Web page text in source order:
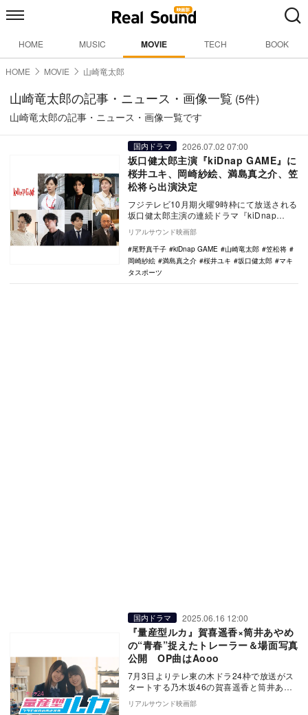
HOME MUSIC MOVIE TECH BOOK
HOME MOVIE 山崎竜太郎
山崎竜太郎の記事・ニュース・画像一覧 (5件)
山崎竜太郎の記事・ニュース・画像一覧です
国内ドラマ 2026.07.02 07:00
坂口健太郎主演『kiDnap GAME』に
桜井ユキ、岡崎紗絵、満島真之介、笠
松将ら出演決定
フジテレビ10月期火曜9時枠にて放送される
坂口健太郎主演の連続ドラマ『kiDnap
GAME』に、桜井ユキ、岡崎紗絵、尾野真
千子…
リアルサウンド映画部
尾野真千子
kiDnap GAME 山崎竜太郎
笠松将
岡崎紗絵
満島真之介 桜井ユキ 坂口健太郎
マキ
タスポーツ
国内ドラマ 2025.06.16 12:00
『量産型ルカ』賀喜遥香×筒井あやめ
の“青春”捉えたトレーラー＆場面写真
公開 OP曲はAooo
7月3日よりテレ東の木ドラ24枠で放送がス
タートする乃木坂46の賀喜遥香と筒井あや
めのW主演ドラマ『量産型ルカ -プラモ部員
の青…
リアルサウンド映画部